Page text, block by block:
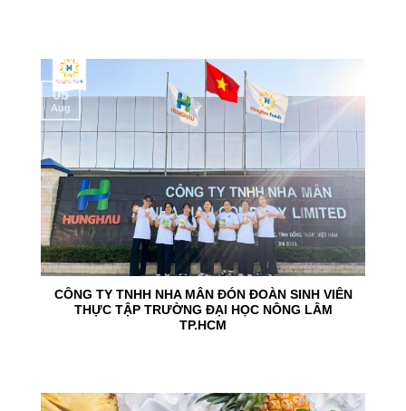
CÔNG TY TNHH NHA MÂN ĐÓN ĐOÀN SINH VIÊN
THỰC TẬP TRƯỜNG ĐẠI HỌC NÔNG LÂM
TP.HCM
05
Aug